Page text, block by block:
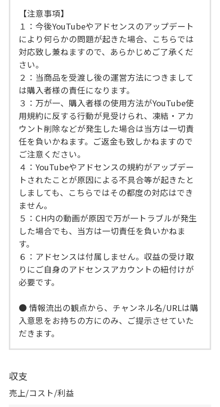
【注意事項】
１：今後YouTubeやアドセンスのアップデート
により何らかの問題が起きた場合、こちらでは
対応致し兼ねますので、あらかじめご了承くだ
さい。
２：当商品を受渡し後の運営方法につきまして
は購入者様の責任になります。
３：万が一、購入者様の使用方法がYouTube使
用規約に反する行動が見受けられ、凍結・アカ
ウント削除などが発生した場合は当方は一切責
任を負いかねます。ご返金も致しかねますので
ご注意ください。
４：YouTubeやアドセンスの規約がアップデー
トされたことが原因による不具合等が起きたと
しましても、こちらではその都度の対応はでき
ません。
５：CH内の動画が原因で万が一トラブルが発生
した場合でも、当方は一切責任を負いかねま
す。
６：アドセンスは付属しません。収益の受け取
りにご自身のアドセンスアカウントの紐付けが
必要です。
● 情報流出の観点から、チャンネル名/URLは購
入意思をお持ちの方にのみ、ご提示させていた
だきます。
収支
売上/コスト/利益